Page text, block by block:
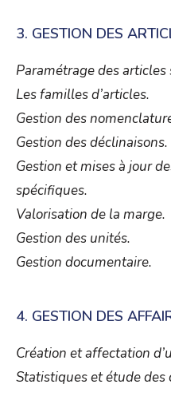
3. GESTION DES
Paramétrage des
Les familles d’articles.
Gestion des
Gestion des déclinaisons.
Gestion et mises à jour
spécifiques.
Valorisation de la marge.
Gestion des unités.
Gestion documentaire.
4. GESTION DES
Création et affectation
Statistiques et étude des